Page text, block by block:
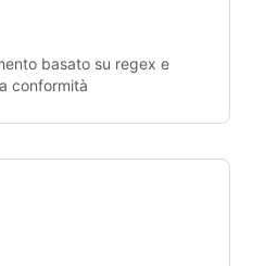
basato su regex e
conformità